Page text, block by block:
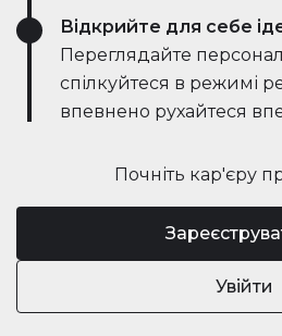
Почніть кар'єру
Увійти
Відкрийте для себе
Переглядайте
спілкуйтеся в режимі
впевнено рухайтеся